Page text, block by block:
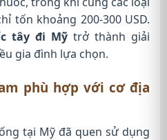
tốn khoảng 200-300 USD.
tây đi Mỹ trở thành giải
gia đình lựa chọn.
phù hợp với cơ địa
tại Mỹ đã quen sử dụng